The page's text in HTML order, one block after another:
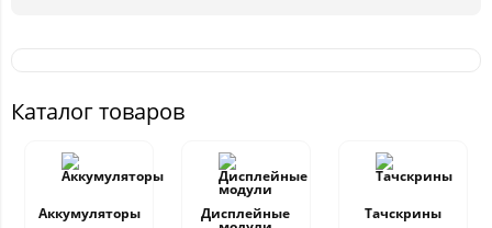
Каталог товаров
Аккумуляторы Дисплейные Тачскрины